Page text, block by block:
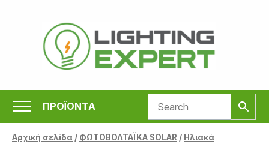
περιεχόμενο
ΠΡΟΪΟΝΤΑ
Αρχική σελίδα/ ΦΩΤΟΒΟΛΤΑΪΚΑ SOLAR / Ηλιακά